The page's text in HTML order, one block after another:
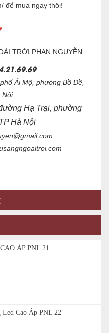
để mua ngay thôi!
TRỜI PHAN NGUYỄN
Ái Mộ, phường Bồ Đề,
Nội
Hạ Trại, phường
Hà Nội
ÁP PNL 21
Cao Áp PNL 22